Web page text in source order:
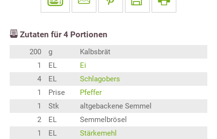
Zutaten für 4 Portionen
200 g
Kalbsbrät
1
EL
Ei
4
EL
Schlagobers
1
Prise
Pfeffer
1
Stk
altgebackene Semmel
2
EL
Semmelbrösel
1
EL
Stärkemehl